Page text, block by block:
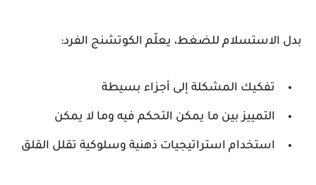
بدل الاستسلام للضغط، يعلّم الكوتشنج الفرد:
تفكيك المشكلة إلى أجزاء بسيطة
التمييز بين ما يمكن التحكم فيه وما لا يمكن
استخدام استراتيجيات ذهنية وسلوكية تقلل القلق